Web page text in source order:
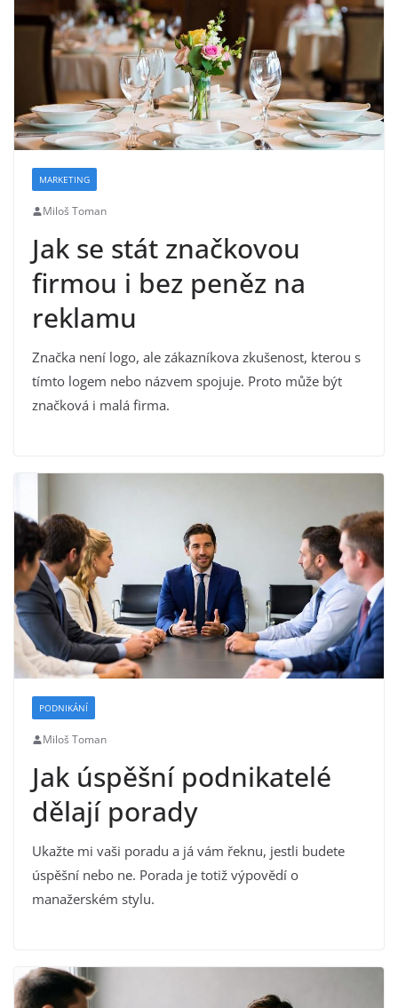
MARKETING
Miloš Toman
Jak se stát značkovou
firmou i bez peněz na
reklamu
Značka není logo, ale zákazníkova zkušenost, kterou s
tímto logem nebo názvem spojuje. Proto může být
značková i malá firma.
PODNIKÁNÍ
Miloš Toman
Jak úspěšní podnikatelé
dělají porady
Ukažte mi vaši poradu a já vám řeknu, jestli budete
úspěšní nebo ne. Porada je totiž výpovědí o
manažerském stylu.